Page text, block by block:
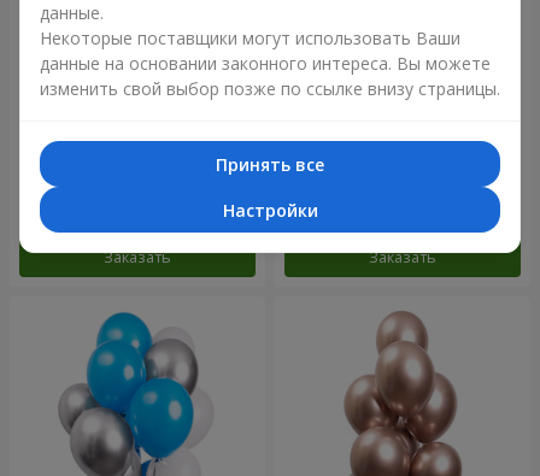
Коллекция шариков
"Бирюза" - 9 шариков
Заказать
11 желтых смайлов и
красных сердец
Заказать
данные.
Некоторые поставщики могут использовать Ваши
данные на основании законного интереса. Вы можете
изменить свой выбор позже по ссылке внизу страницы.
Принять все
Настройки